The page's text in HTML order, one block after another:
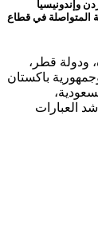
وإندونيسيا
المتواصلة في قطاع
ودولة قطر،
باكستان
العبارات